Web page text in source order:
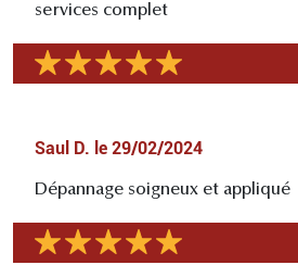
services complet
Saul D. le 29/02/2024
Dépannage soigneux et appliqué